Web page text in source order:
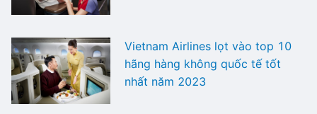
Vietnam Airlines lọt vào top 10
hãng hàng không quốc tế tốt
nhất năm 2023